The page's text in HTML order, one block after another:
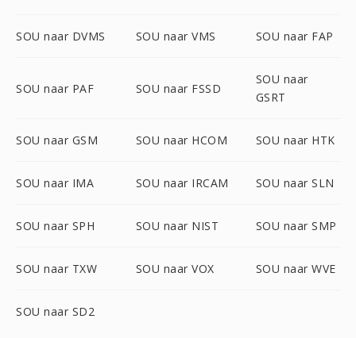
SOU naar DVMS SOU naar VMS SOU naar FAP
SOU naar PAF SOU naar FSSD
SOU naar
GSRT
SOU naar GSM SOU naar HCOM SOU naar HTK
SOU naar IMA SOU naar IRCAM SOU naar SLN
SOU naar SPH SOU naar NIST SOU naar SMP
SOU naar TXW SOU naar VOX SOU naar WVE
SOU naar SD2